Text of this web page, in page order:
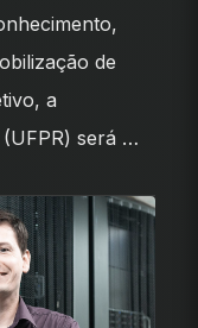
de
a
(UFPR) será …